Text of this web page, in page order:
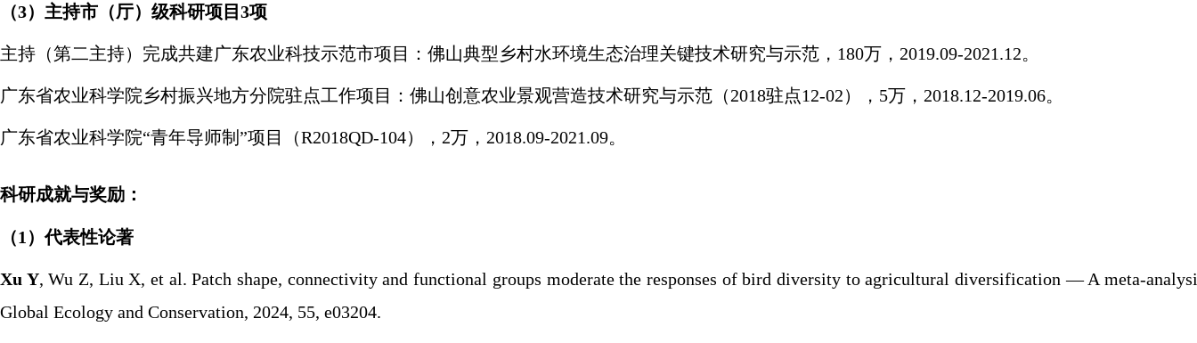
（3）主持市（厅）级科研项目 3项
主持（第二主持）完成共建广东农业科技示范市项目：佛山典型乡村水环境生态治理关键技术研究与示范，180万，2019.09-2021.12。
广东省农业科学院乡村振兴地方分院驻点工作项目：佛山创意农业景观营造技术研究与示范（2018驻点12-02），5万，2018.12-2019.06。
广东省农业科学院“青年导师制”项目（R2018QD-104），2万，2018.09-2021.09。
科研成就与奖励：
（1 ）代表性论著
Xu Y, Wu Z, Liu X, et al. Patch shape, connectivity and functional groups moderate the responses of bird diversity to agricultural diversification — A meta-
Global Ecology and Conservation, 2024, 55, e03204.